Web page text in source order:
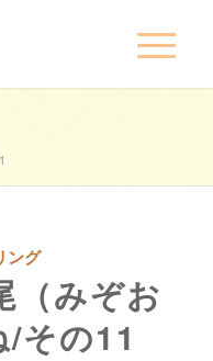
ング
（みぞお
その11